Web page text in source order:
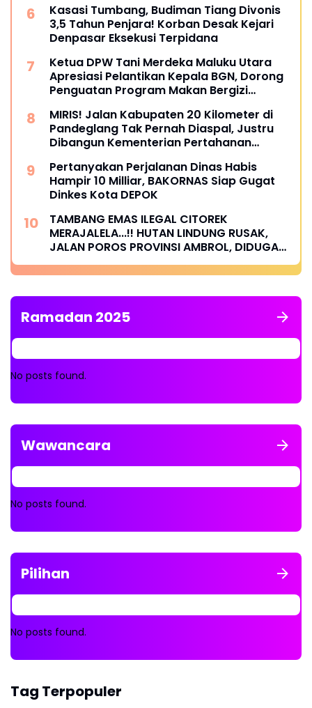
Kasasi Tumbang, Budiman Tiang Divonis
3,5 Tahun Penjara! Korban Desak Kejari
Denpasar Eksekusi Terpidana
Ketua DPW Tani Merdeka Maluku Utara
Apresiasi Pelantikan Kepala BGN, Dorong
Penguatan Program Makan Bergizi
MIRIS! Jalan Kabupaten 20 Kilometer di
Pandeglang Tak Pernah Diaspal, Justru
Dibangun Kementerian Pertahanan
Perbaikan ke Pemda, Tak Pernah Digubris
Pertanyakan Perjalanan Dinas Habis
Hampir 10 Milliar, BAKORNAS Siap Gugat
Dinkes Kota DEPOK
TAMBANG EMAS ILEGAL CITOREK
MERAJALELA...!! HUTAN LINDUNG RUSAK,
JALAN POROS PROVINSI AMBROL, DIDUGA
LIBATKAN OKNUM KADES DAN APH
Ramadan 2025
No posts found.
Wawancara
No posts found.
Pilihan
No posts found.
Tag Terpopuler